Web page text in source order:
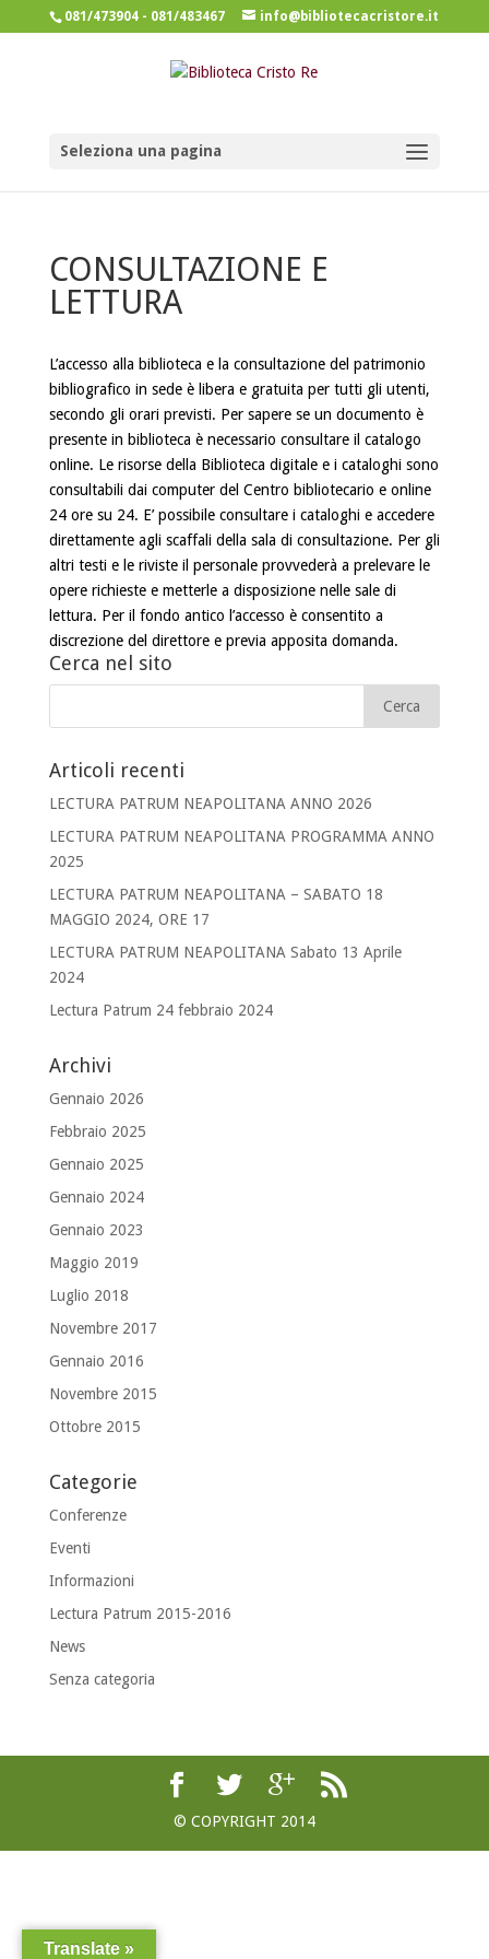
081/473904 - 081/483467 info@bibliotecacristore.it
Seleziona una pagina
CONSULTAZIONE E
LETTURA
L’accesso alla biblioteca e la consultazione del patrimonio
bibliografico in sede è libera e gratuita per tutti gli utenti,
secondo gli orari previsti. Per sapere se un documento è
presente in biblioteca è necessario consultare il catalogo
online. Le risorse della Biblioteca digitale e i cataloghi sono
consultabili dai computer del Centro bibliotecario e online
24 ore su 24. E’ possibile consultare i cataloghi e accedere
direttamente agli scaffali della sala di consultazione. Per gli
altri testi e le riviste il personale provvederà a prelevare le
opere richieste e metterle a disposizione nelle sale di
lettura. Per il fondo antico l’accesso è consentito a
discrezione del direttore e previa apposita domanda.
Cerca nel sito
Articoli recenti
LECTURA PATRUM NEAPOLITANA ANNO 2026
LECTURA PATRUM NEAPOLITANA PROGRAMMA ANNO
2025
LECTURA PATRUM NEAPOLITANA – SABATO 18
MAGGIO 2024, ORE 17
LECTURA PATRUM NEAPOLITANA Sabato 13 Aprile
2024
Lectura Patrum 24 febbraio 2024
Archivi
Gennaio 2026
Febbraio 2025
Gennaio 2025
Gennaio 2024
Gennaio 2023
Maggio 2019
Luglio 2018
Novembre 2017
Gennaio 2016
Novembre 2015
Ottobre 2015
Categorie
Conferenze
Eventi
Informazioni
Lectura Patrum 2015-2016
News
Senza categoria
© COPYRIGHT 2014
Translate »